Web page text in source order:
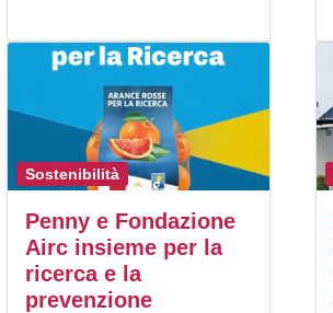
Sostenibilità
Penny e Fondazione
Airc insieme per la
ricerca e la
prevenzione